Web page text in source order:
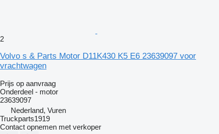
2
Volvo s & Parts Motor D11K430 K5 E6 23639097 voor
vrachtwagen
Prijs op aanvraag
Onderdeel - motor
23639097
Nederland, Vuren
Truckparts1919
Contact opnemen met verkoper